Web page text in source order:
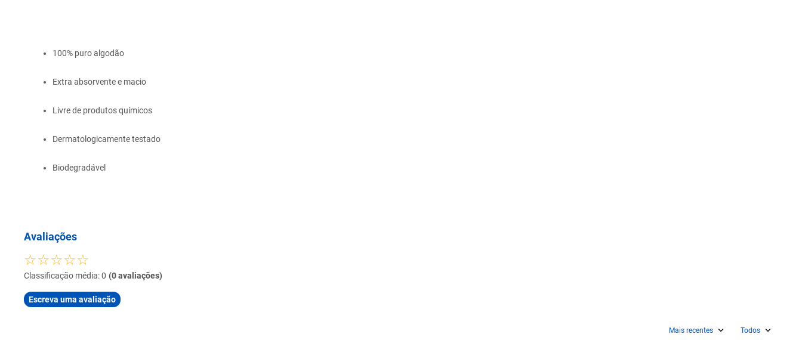
100% puro algodão
Extra absorvente e macio
Livre de produtos químicos
Dermatologicamente testado
Biodegradável
Avaliações
☆☆☆☆☆
Classificação média: 0 (0 avaliações)
Escreva uma avaliação
Mais recentes Todos